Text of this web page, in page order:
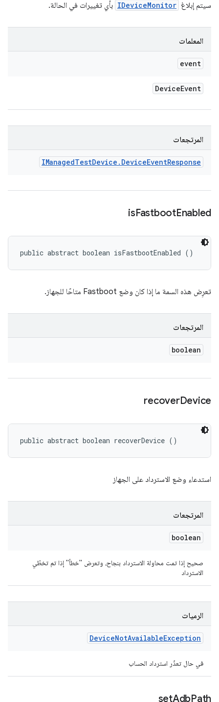
سيتم إبلاغ IDeviceMonitor بأي تغييرات في الحالة.
المعلمات
event
DeviceEvent
المرتجعات
IManagedTestDevice . DeviceEventResponse
isFastbootEnabled
public abstract boolean isFastbootEnabled ()
تعرِض هذه السمة ما إذا كان وضع Fastboot متاحًا للجهاز.
المرتجعات
boolean
recoverDevice
public abstract boolean recoverDevice ()
استدعاء وضع الاسترداد على الجهاز
المرتجعات
boolean
صحيح إذا تمت محاولة الاسترداد بنجاح، وتعرض "خطأ" إذا تم تخطّي
الاسترداد
الرميات
DeviceNotAvailableException
في حال تعذّر استرداد الحساب
setAdbPath